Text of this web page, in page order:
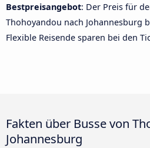
Bestpreisangebot: Der Preis für
Thohoyandou nach Johannesburg
Flexible Reisende sparen bei den
Fakten über Busse von
Johannesburg